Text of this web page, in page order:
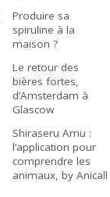
Produire sa
spiruline à la
maison ?
Le retour des
bières fortes,
d’Amsterdam à
Glascow
Shiraseru Amu :
l’application pour
comprendre les
animaux, by Anicall